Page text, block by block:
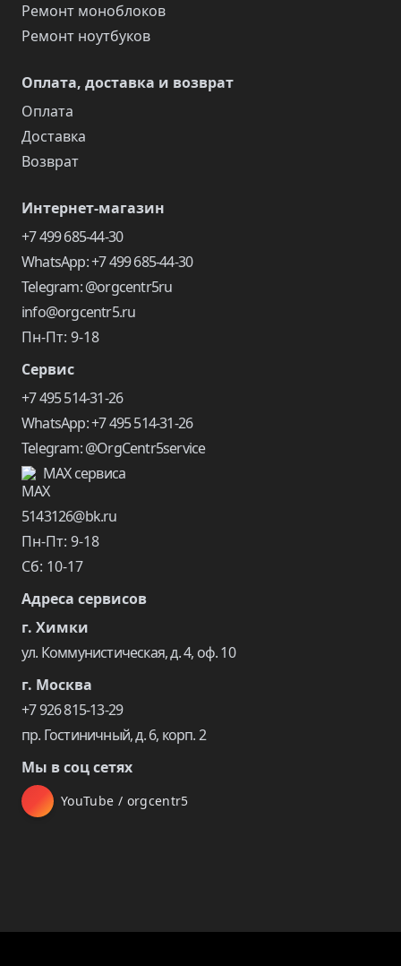
Ремонт моноблоков
Ремонт ноутбуков
Оплата, доставка и возврат
Оплата
Доставка
Возврат
Интернет-магазин
+7 499 685-44-30
WhatsApp: +7 499 685-44-30
Telegram: @orgcentr5ru
info@orgcentr5.ru
Пн-Пт: 9-18
Сервис
+7 495 514-31-26
WhatsApp: +7 495 514-31-26
Telegram: @OrgCentr5service
MAX сервиса
5143126@bk.ru
Пн-Пт: 9-18
Сб: 10-17
Адреса сервисов
г. Химки
ул. Коммунистическая, д. 4, оф. 10
г. Москва
+7 926 815-13-29
пр. Гостиничный, д. 6, корп. 2
Мы в соц сетях
YouTube / orgcentr5